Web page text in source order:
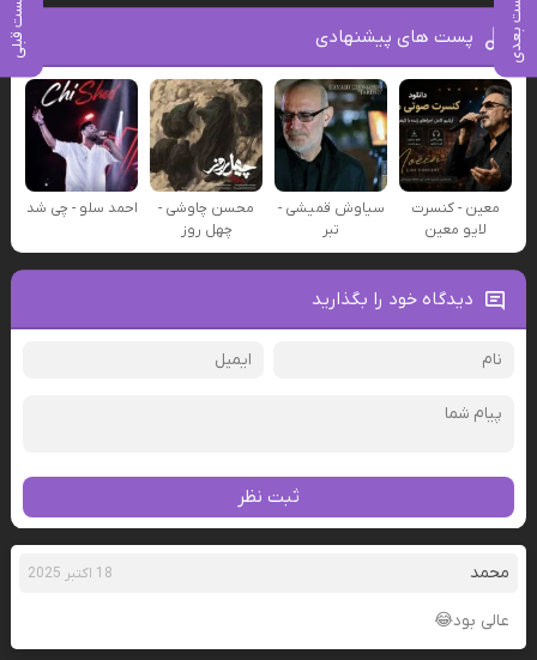
پست بعدی پست قبلی پست های پیشنهادی
معین - کنسرت
لایو معین
سیاوش قمیشی -
تبر
محسن چاوشی -
چهل روز
احمد سلو - چی شد
دیدگاه خود را بگذارید
ثبت نظر
محمد 18 اکتبر 2025
عالی بود😂